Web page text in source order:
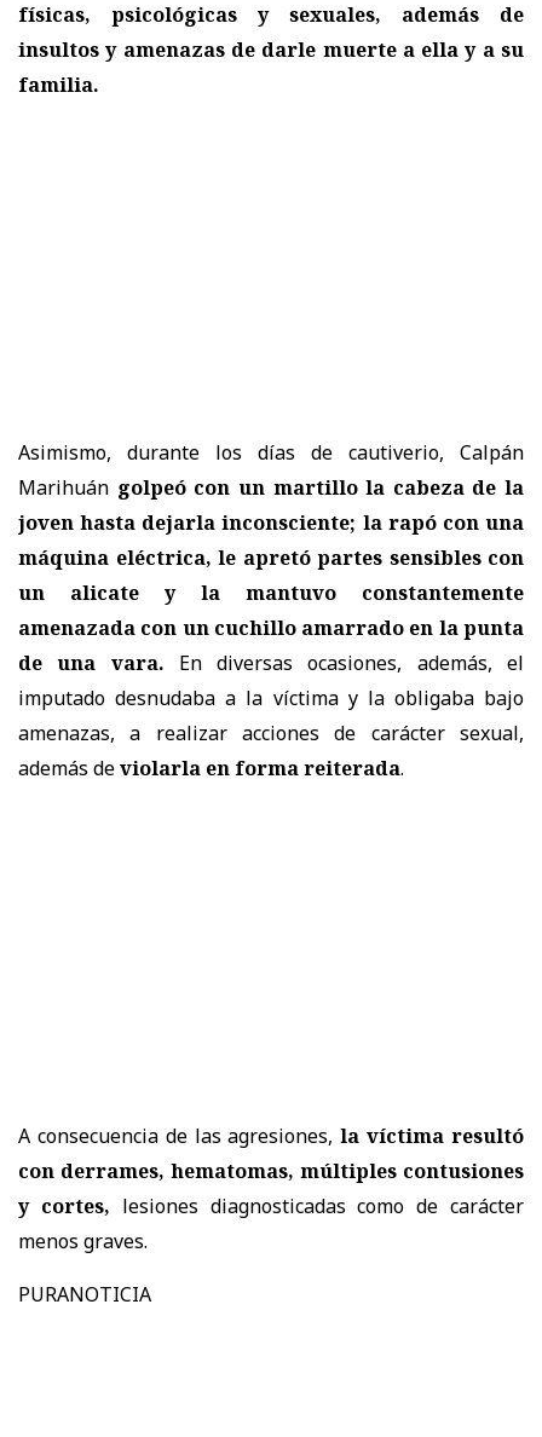
físicas, psicológicas y sexuales, además de
insultos y amenazas de darle muerte a ella y a su
familia.
Asimismo, durante los días de cautiverio, Calpán
Marihuán golpeó con un martillo la cabeza de la
joven hasta dejarla inconsciente; la rapó con una
máquina eléctrica, le apretó partes sensibles con
un alicate y la mantuvo constantemente
amenazada con un cuchillo amarrado en la punta
de una vara. En diversas ocasiones, además, el
imputado desnudaba a la víctima y la obligaba bajo
amenazas, a realizar acciones de carácter sexual,
además deviolarla en forma reiterada.
A consecuencia de las agresiones,la víctima resultó
con derrames, hematomas, múltiples contusiones
y cortes, lesiones diagnosticadas como de carácter
menos graves.
PURANOTICIA